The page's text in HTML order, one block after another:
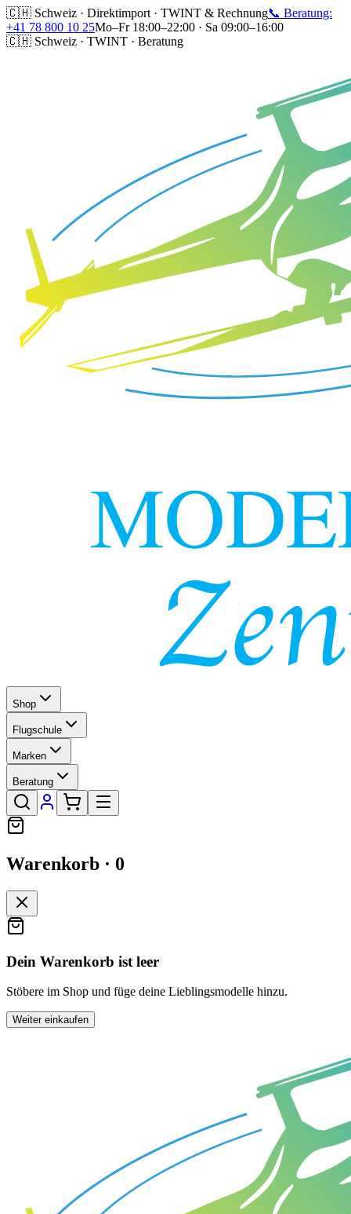
🇨🇭 Schweiz · Direktimport · TWINT & Rechnung📞 Beratung:
+41 78 800 10 25Mo–Fr 18:00–22:00 · Sa 09:00–16:00
🇨🇭 Schweiz · TWINT · Beratung
Shop
Flugschule
Marken
Beratung
Warenkorb · 0
Dein Warenkorb ist leer
Stöbere im Shop und füge deine Lieblingsmodelle hinzu.
Weiter einkaufen